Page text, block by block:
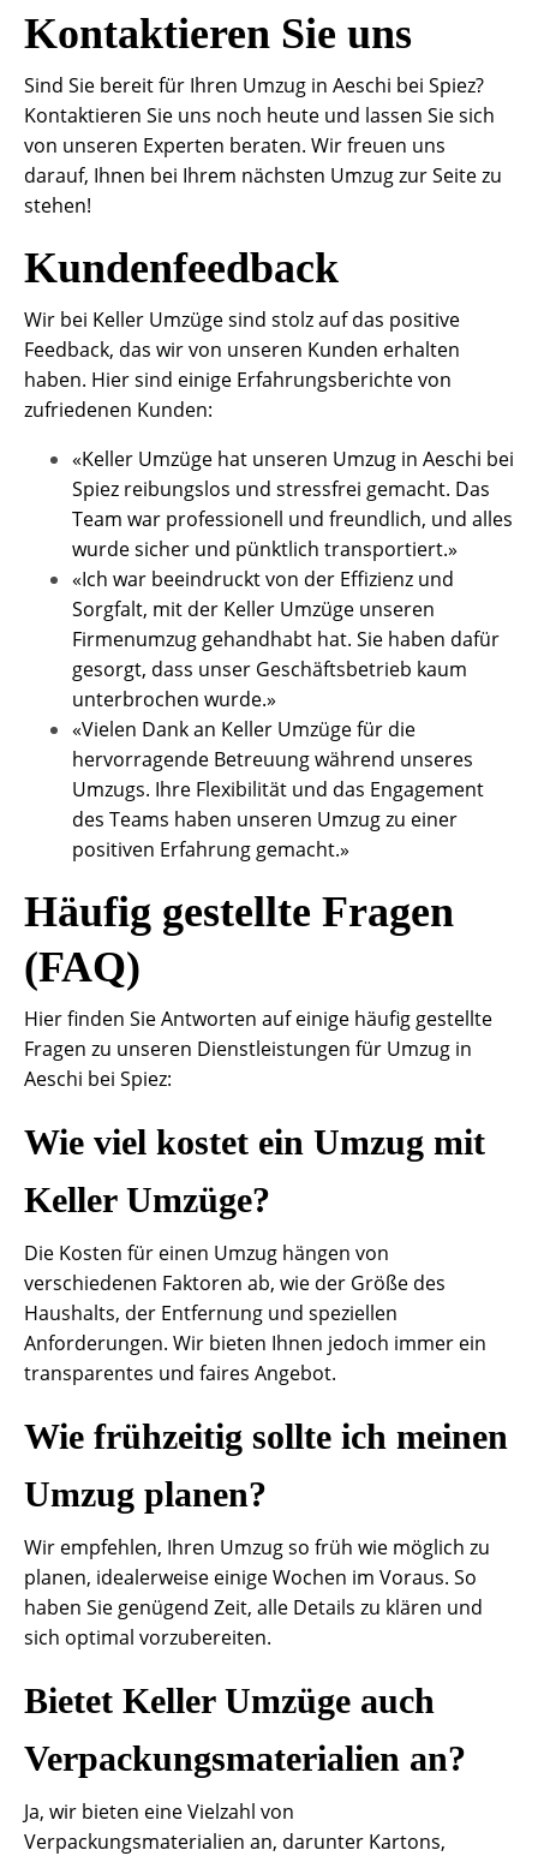
Kontaktieren Sie uns
Sind Sie bereit für Ihren Umzug in Aeschi bei Spiez?
Kontaktieren Sie uns noch heute und lassen Sie sich
von unseren Experten beraten. Wir freuen uns
darauf, Ihnen bei Ihrem nächsten Umzug zur Seite zu
stehen!
Kundenfeedback
Wir bei Keller Umzüge sind stolz auf das positive
Feedback, das wir von unseren Kunden erhalten
haben. Hier sind einige Erfahrungsberichte von
zufriedenen Kunden:
«Keller Umzüge hat unseren Umzug in Aeschi bei
Spiez reibungslos und stressfrei gemacht. Das
Team war professionell und freundlich, und alles
wurde sicher und pünktlich transportiert.»
«Ich war beeindruckt von der Effizienz und
Sorgfalt, mit der Keller Umzüge unseren
Firmenumzug gehandhabt hat. Sie haben dafür
gesorgt, dass unser Geschäftsbetrieb kaum
unterbrochen wurde.»
«Vielen Dank an Keller Umzüge für die
hervorragende Betreuung während unseres
Umzugs. Ihre Flexibilität und das Engagement
des Teams haben unseren Umzug zu einer
positiven Erfahrung gemacht.»
Häufig gestellte Fragen
(FAQ)
Hier finden Sie Antworten auf einige häufig gestellte
Fragen zu unseren Dienstleistungen für Umzug in
Aeschi bei Spiez:
Wie viel kostet ein Umzug mit
Keller Umzüge?
Die Kosten für einen Umzug hängen von
verschiedenen Faktoren ab, wie der Größe des
Haushalts, der Entfernung und speziellen
Anforderungen. Wir bieten Ihnen jedoch immer ein
transparentes und faires Angebot.
Wie frühzeitig sollte ich meinen
Umzug planen?
Wir empfehlen, Ihren Umzug so früh wie möglich zu
planen, idealerweise einige Wochen im Voraus. So
haben Sie genügend Zeit, alle Details zu klären und
sich optimal vorzubereiten.
Bietet Keller Umzüge auch
Verpackungsmaterialien an?
Ja, wir bieten eine Vielzahl von
Verpackungsmaterialien an, darunter Kartons,